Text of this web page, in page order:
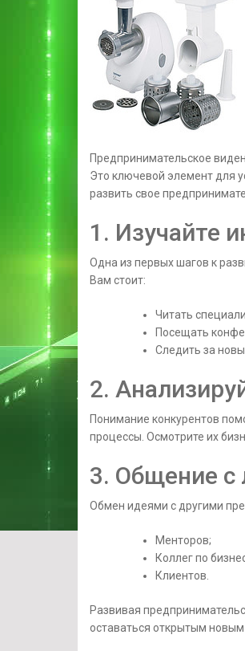
Предпринимательское
Это ключевой элемент для
развить свое
1. Изучайте
Одна из первых шагов к
Вам стоит:
Читать
Посещать
Следить за
2.
Понимание конкурентов
процессы. Осмотрите их
3. Общение
Обмен идеями с другими
Менторов;
Коллег по
Клиентов.
Развивая
оставаться открытым